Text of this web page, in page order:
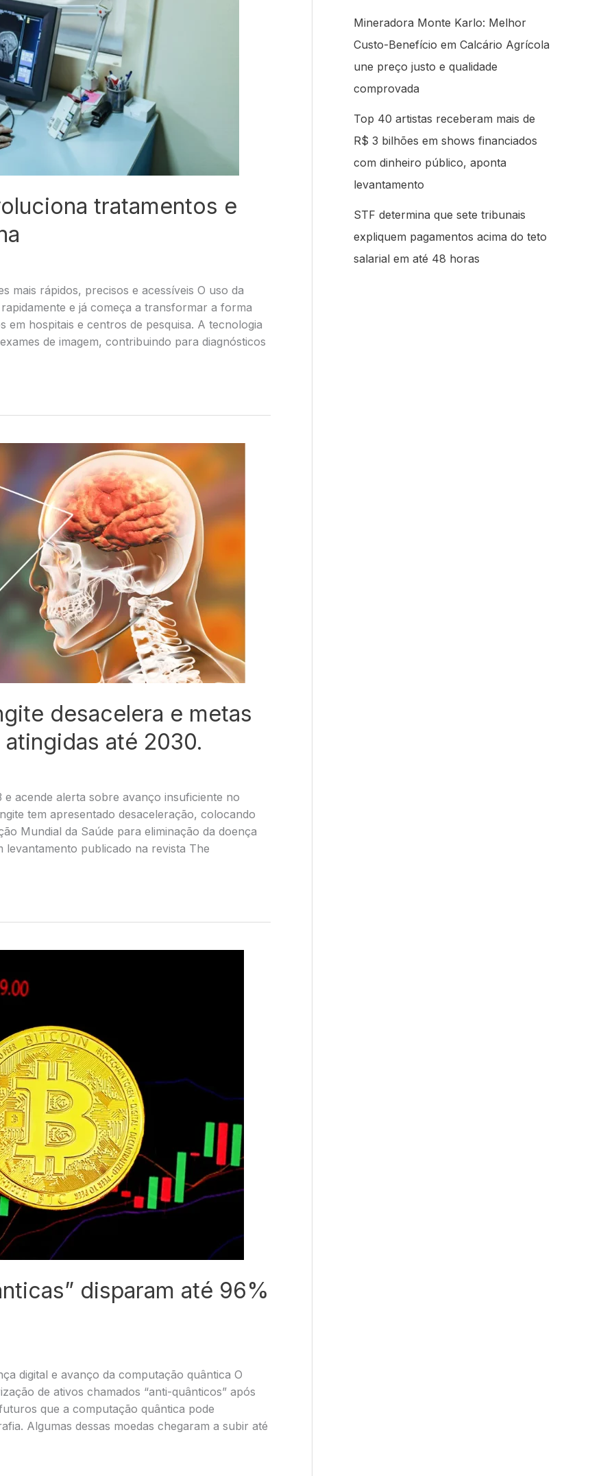
tratamentos e
mais rápidos, precisos e acessíveis O uso da
e já começa a transformar a forma
em hospitais e centros de pesquisa. A tecnologia
de imagem, contribuindo para diagnósticos
desacelera e metas
até 2030.
acende alerta sobre avanço insuficiente no
tem apresentado desaceleração, colocando
Mundial da Saúde para eliminação da doença
publicado na revista The
disparam até 96%
digital e avanço da computação quântica O
de ativos chamados “anti-quânticos” após
que a computação quântica pode
Algumas dessas moedas chegaram a subir até
Mineradora Monte Karlo: Melhor
Custo-Benefício em Calcário Agrícola
une preço justo e qualidade
comprovada
Top 40 artistas receberam mais de
R$ 3 bilhões em shows financiados
com dinheiro público, aponta
levantamento
STF determina que sete tribunais
expliquem pagamentos acima do teto
salarial em até 48 horas